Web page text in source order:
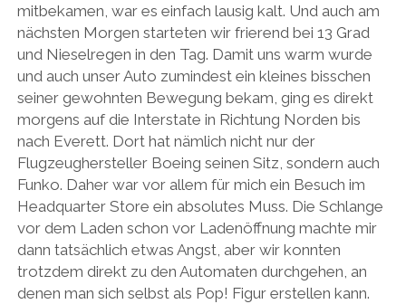
mitbekamen, war es einfach lausig kalt. Und auch am
nächsten Morgen starteten wir frierend bei 13 Grad
und Nieselregen in den Tag. Damit uns warm wurde
und auch unser Auto zumindest ein kleines bisschen
seiner gewohnten Bewegung bekam, ging es direkt
morgens auf die Interstate in Richtung Norden bis
nach Everett. Dort hat nämlich nicht nur der
Flugzeughersteller Boeing seinen Sitz, sondern auch
Funko. Daher war vor allem für mich ein Besuch im
Headquarter Store ein absolutes Muss. Die Schlange
vor dem Laden schon vor Ladenöffnung machte mir
dann tatsächlich etwas Angst, aber wir konnten
trotzdem direkt zu den Automaten durchgehen, an
denen man sich selbst als Pop! Figur erstellen kann.